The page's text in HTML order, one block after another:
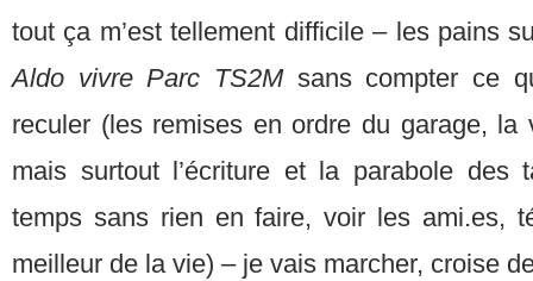
tout ça m’est tellement difficile – les pains
Aldo vivre Parc TS2M sans compter ce
reculer (les remises en ordre du garage, la
mais surtout l’écriture et la parabole des
temps sans rien en faire, voir les ami.es,
meilleur de la vie) – je vais marcher, croise